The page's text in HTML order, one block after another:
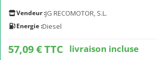
Vendeur :JG RECOMOTOR, S.L.
Energie :Diesel
57,09 € TTC livraison incluse